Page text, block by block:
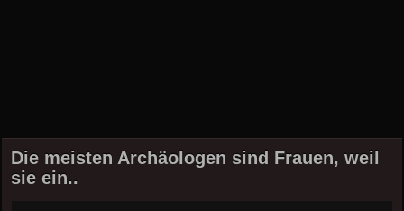
Die meisten Archäologen sind Frauen, weil
sie ein..